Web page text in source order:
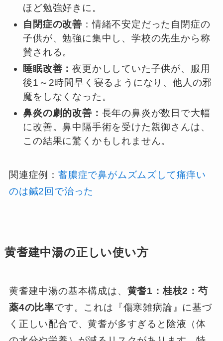
ほど勉強好きに。
自閉症の改善 ：情緒不安定だった自閉症の
子供が、勉強に集中し、学校の先生から称
賛される。
睡眠改善：夜更かししていた子供が、服用
後1～2時間早く寝るようになり、他人の邪
魔をしなくなった。
鼻炎の劇的改善： 長年の鼻炎が数日で大幅
に改善。鼻中隔手術を受けた親御さんは、
この結果に驚くかもしれません。
関連症例： 蓄膿症で鼻がムズムズして痛痒い
のは鍼2回で治った
黄耆建中湯の正しい使い方
黄耆建中湯の基本構成は、 黄耆1：桂枝2：芍
薬4の比率です。これは『傷寒雑病論』に基づ
く正しい配合で、黄耆が多すぎると陰液（体